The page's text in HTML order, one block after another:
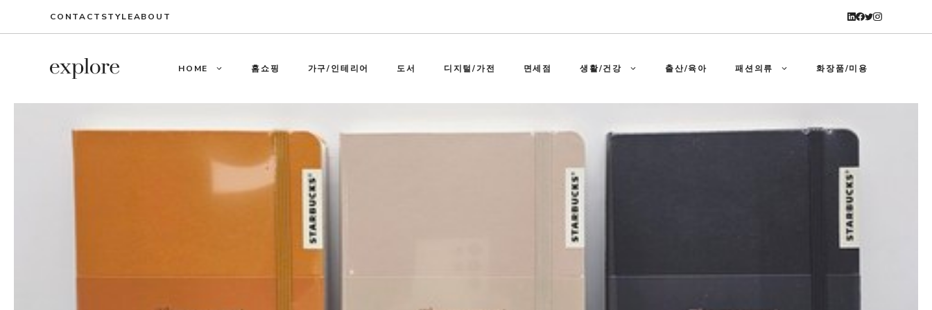
CONTACT STYLEABOUT
HOME 홈쇼핑 가구/인테리어 도서 디지털/가전 면세점 생활/건강 출산/육아 패션의류 화장품/미용